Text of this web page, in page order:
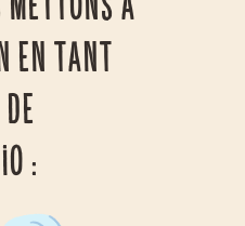
mettons à
en tant
: